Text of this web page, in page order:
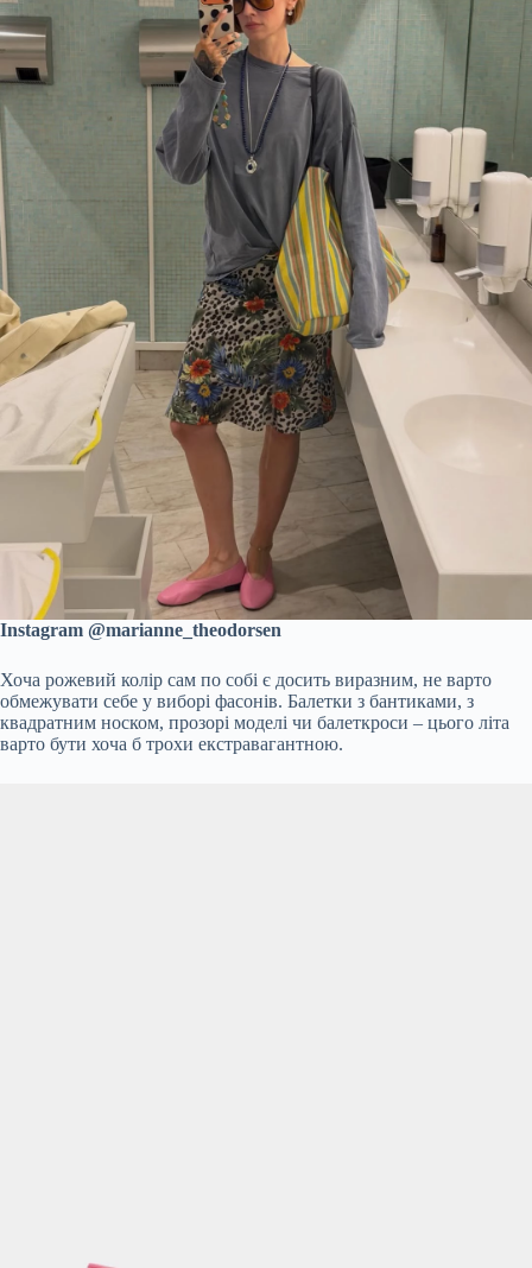
Instagram @marianne_theodorsen
Хоча рожевий колір сам по собі є досить виразним, не варто
обмежувати себе у виборі фасонів. Балетки з бантиками, з
квадратним носком, прозорі моделі чи балеткроси – цього літа
варто бути хоча б трохи екстравагантною.